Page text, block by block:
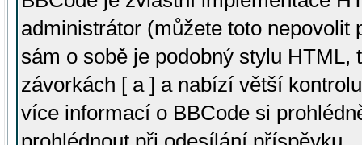
administrátor (můžete toto
sám o sobě je podobný stylu HTML,
závorkách [ a ] a nabízí větší
více informací o BBCode si